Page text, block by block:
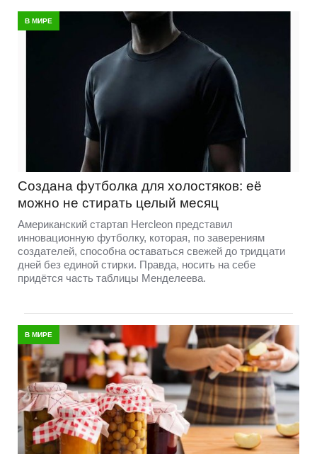
В МИРЕ
Создана футболка для холостяков: её
можно не стирать целый месяц
Американский стартап Hercleon представил
инновационную футболку, которая, по заверениям
создателей, способна оставаться свежей до тридцати
дней без единой стирки. Правда, носить на себе
придётся часть таблицы Менделеева.
В МИРЕ